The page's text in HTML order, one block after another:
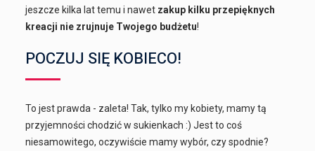
jeszcze kilka lat temu i nawet zakup kilku przepięknych
kreacji nie zrujnuje Twojego budżetu!
POCZUJ SIĘ KOBIECO!
To jest prawda - zaleta! Tak, tylko my kobiety, mamy tą
przyjemności chodzić w sukienkach :) Jest to coś
niesamowitego, oczywiście mamy wybór, czy spodnie?